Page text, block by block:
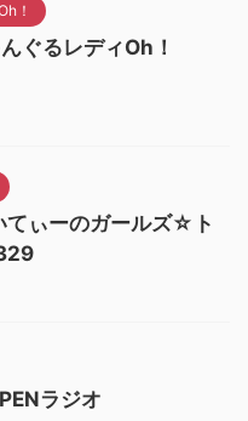
！
ぐるレディOh！
てぃーのガールズ☆ト
ラジオ